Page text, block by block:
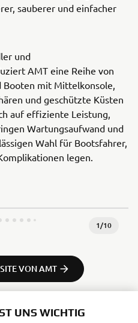
sauberer und einfacher
und
AMT eine Reihe von
Booten mit Mittelkonsole,
und geschützte Küsten
auf effiziente Leistung,
Wartungsaufwand und
Wahl für Bootsfahrer,
legen.
1/10
VON AMT
UNS WICHTIG